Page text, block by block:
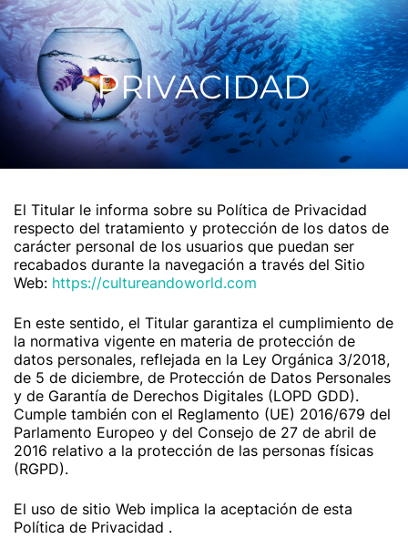
PRIVACIDAD
El Titular le informa sobre su Política de Privacidad
respecto del tratamiento y protección de los datos de
carácter personal de los usuarios que puedan ser
recabados durante la navegación a través del Sitio
Web: https://cultureandoworld.com
En este sentido, el Titular garantiza el cumplimiento de
la normativa vigente en materia de protección de
datos personales, reflejada en la Ley Orgánica 3/2018,
de 5 de diciembre, de Protección de Datos Personales
y de Garantía de Derechos Digitales (LOPD GDD).
Cumple también con el Reglamento (UE) 2016/679 del
Parlamento Europeo y del Consejo de 27 de abril de
2016 relativo a la protección de las personas físicas
(RGPD).
El uso de sitio Web implica la aceptación de esta
Política de Privacidad .